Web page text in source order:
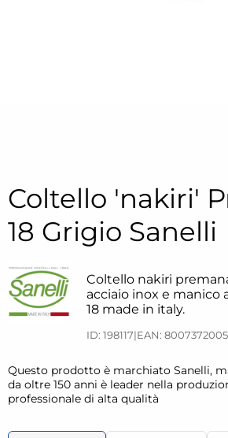
Coltello 'nakiri'
18 Grigio Sanelli
Coltello nakiri
acciaio inox e manico
18 made in italy.
ID: 198117|EAN:
Questo prodotto è marchiato Sanelli,
da oltre 150 anni è leader nella
professionale di alta qualità